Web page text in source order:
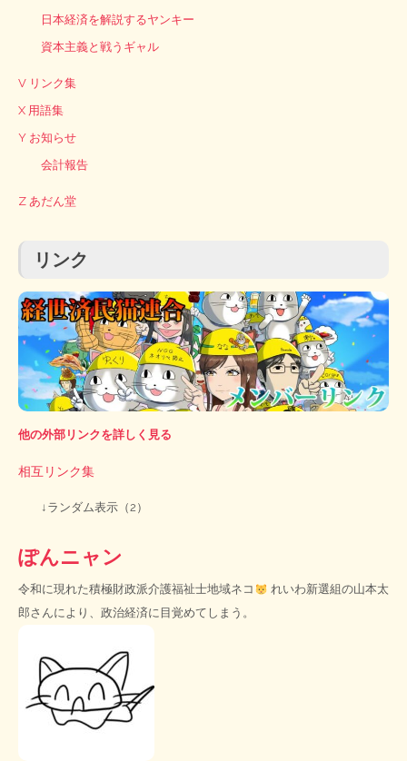
日本経済を解説するヤンキー
資本主義と戦うギャル
V リンク集
X 用語集
Y お知らせ
会計報告
Z あだん堂
リンク
他の外部リンクを詳しく見る
相互リンク集
↓ランダム表示（2）
ぽんニャン
令和に現れた積極財政派介護福祉士地域ネコ
れいわ新選組の山本太
郎さんにより、政治経済に目覚めてしまう。